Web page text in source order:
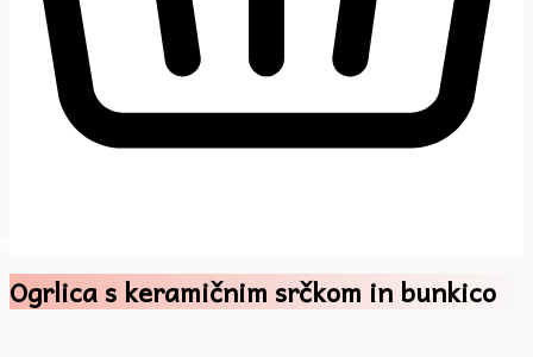
Ogrlica s keramičnim srčkom in bunkico